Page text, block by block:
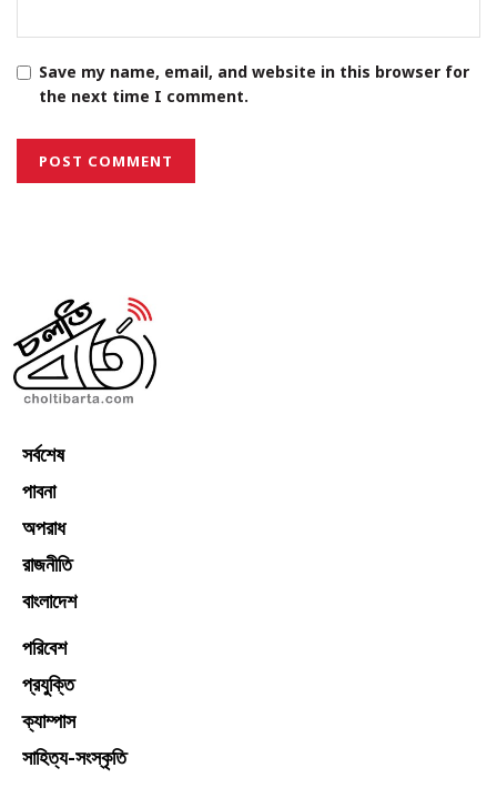
Save my name, email, and website in this browser for
the next time I comment.
সর্বশেষ
পাবনা
অপরাধ
রাজনীতি
বাংলাদেশ
পরিবেশ
প্রযুক্তি
ক্যাম্পাস
সাহিত্য-সংস্কৃতি